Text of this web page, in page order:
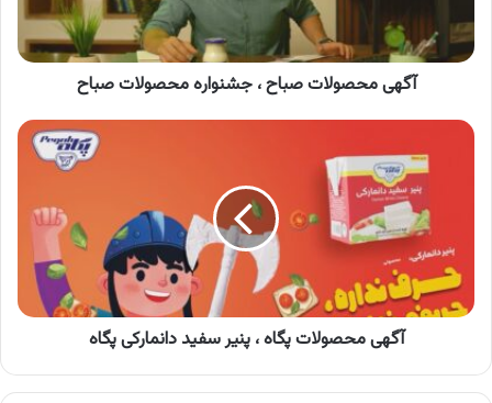
آگهی محصولات صباح ، جشنواره محصولات صباح
آگهی
محصولات
سفید
دانمارکی
پگاه
آگهی محصولات پگاه ، پنیر سفید دانمارکی پگاه